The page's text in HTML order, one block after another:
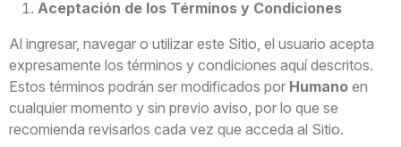
Aceptación de los Términos y Condiciones
Al ingresar, navegar o utilizar este Sitio, el usuario acepta
expresamente los términos y condiciones aquí descritos.
Estos términos podrán ser modificados por Humano en
cualquier momento y sin previo aviso, por lo que se
recomienda revisarlos cada vez que acceda al Sitio.